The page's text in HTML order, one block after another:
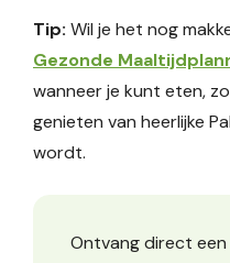
Tip: Wil je het nog
Gezonde
wanneer je kunt eten,
genieten van heerlijke
wordt.
Ontvang direct